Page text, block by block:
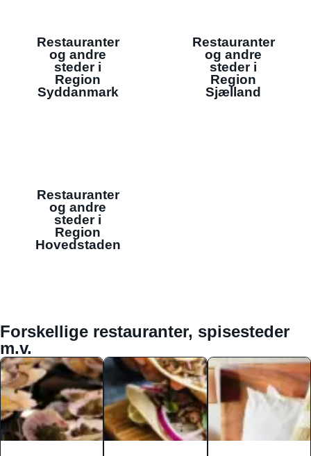
Restauranter
og andre
steder i
Region
Syddanmark
Restauranter
og andre
steder i
Region
Sjælland
Restauranter
og andre
steder i
Region
Hovedstaden
Forskellige restauranter, spisesteder
m.v.